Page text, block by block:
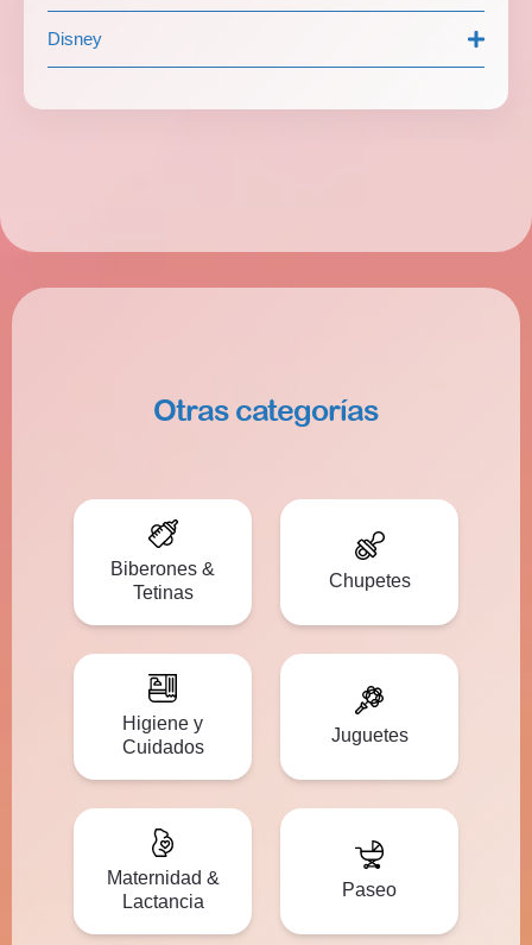
Disney
Otras categorías
Biberones &
Tetinas
Chupetes
Higiene y
Cuidados
Juguetes
Maternidad &
Lactancia
Paseo